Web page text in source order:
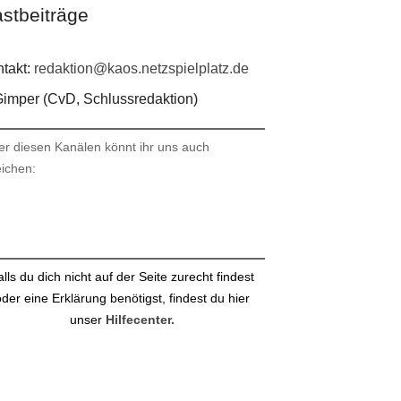
redaktion@kaos.netzspielplatz.de
(CvD, Schlussredaktion)
diesen Kanälen könnt ihr uns auch
du dich nicht auf der Seite zurecht findest
eine Erklärung benötigst, findest du hier
unser Hilfecenter.